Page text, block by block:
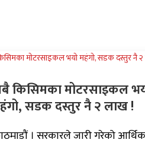
किसिमका मोटरसाइकल
सडक दस्तुर नै २ लाख !
। सरकारले जारी गरेको आर्थिक